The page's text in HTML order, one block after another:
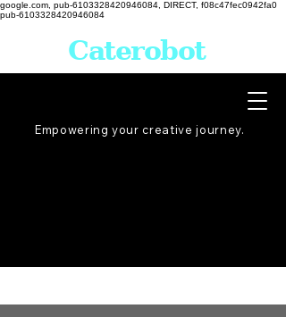
google.com, pub-6103328420946084, DIRECT, f08c47fec0942fa0
pub-6103328420946084
Empowering your creative journey.
Caterobot